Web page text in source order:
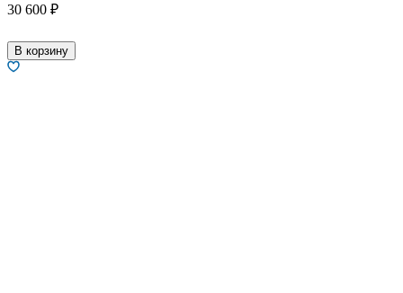
30 600 ₽
В корзину